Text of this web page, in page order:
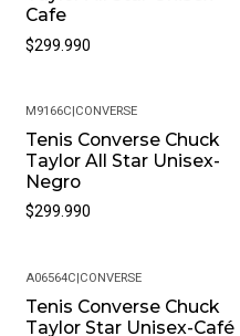
Género: Unisex
Estilo: Urbano
SKU: 132173C_6M
Cafe
$299.990
M9166C CONVERSE
Tenis Converse Chuck
Taylor All Star Unisex-
Negro
$299.990
A06564C CONVERSE
Tenis Converse Chuck
Taylor Star Unisex-Café